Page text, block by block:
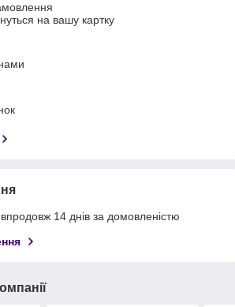
на вашу картку
14 днів за домовленістю